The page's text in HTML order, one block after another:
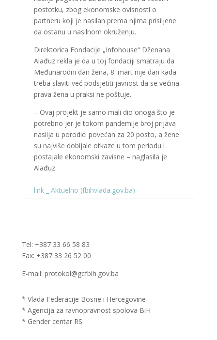
postotku, zbog ekonomske ovisnosti o
partneru koji je nasilan prema njima prisiljene
da ostanu u nasilnom okruženju.
Direktorica Fondacije „Infohouse“ Dženana
Alađuz rekla je da u toj fondaciji smatraju da
Međunarodni dan žena, 8. mart nije dan kada
treba slaviti već podsjetiti javnost da se većina
prava žena u praksi ne poštuje.
– Ovaj projekt je samo mali dio onoga što je
potrebno jer je tokom pandemije broj prijava
nasilja u porodici povećan za 20 posto, a žene
su najviše dobijale otkaze u tom periodu i
postajale ekonomski zavisne – naglasila je
Alađuz.
link _ Aktuelno (fbihvlada.gov.ba)
Tel: +387 33 66 58 83
Fax: +387 33 26 52 00
E-mail: protokol@gcfbih.gov.ba
* Vlada Federacije Bosne i Hercegovine
* Agencija za ravnopravnost spolova BiH
* Gender centar RS